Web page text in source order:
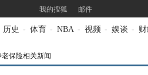
我的搜狐 邮件
历史 - 体育 - NBA - 视频 - 娱谈 -
老保险相关新闻